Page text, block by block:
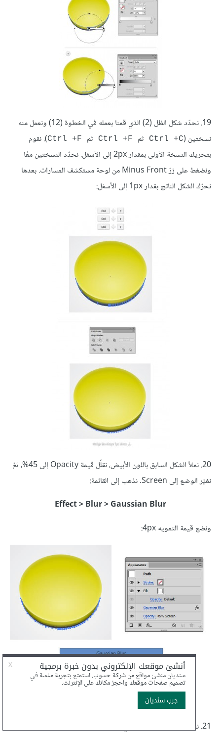
19. نحدّد شكل الظل (2) الذي قمنا بعمله في الخطوة (12) ونعمل منه
نسختين (Ctrl +C ثم ثم
). نقوم
بتحريك النسخة الأولى بمقدار 2px إلى الأسفل. نحدّد النسختين معًا
ونضغط على زرّ Minus Front من لوحة مستكشف المسارات. بعدها
نحرّك الشكل الناتج بقدار 1px إلى الأسفل:
20. نملأ الشكل السابق باللون الأبيض، نقلّل قيمة Opacity إلى 45%، ثمّ
نغيّر الوضع إلى Screen. نذهب إلى القائمة:
Effect > Blur > Gaussian Blur
ونضع قيمة التمويه 4px:
21. نعيد تحديد الشكل الرئيسي وننسخه مرّة واحدة (
ثم